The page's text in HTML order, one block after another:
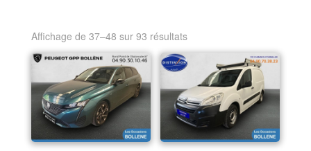
Affichage de 37–48 sur 93 résultats